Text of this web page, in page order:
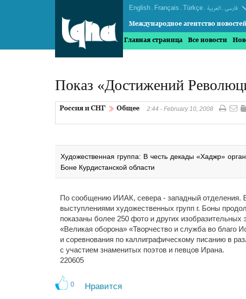
English . Français . Türkçe . العربیة . فارسی
Международное агентство
Главная страница Все новости
Показ «Достижений
Россия и СНГ Общее
2:44 - February 10, 2008
Художественная группа: В честь декады «Хаджр»
Боне Курдистанской области
По сообщению ИИАК, севера - западный отделения.
выступлениями художественных групп г. Боны
показаны более 250 фото и других
«Великая оборона» «Творчество и служба во благо
и соревнования по каллиграфическому писанию в
с участием знаменитых поэтов и певцов Ирана.
220605
0 Нравится